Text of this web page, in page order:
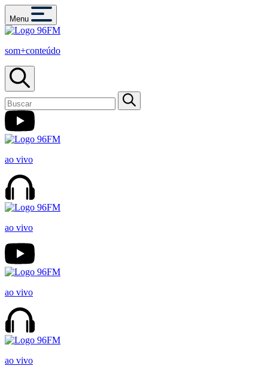
Menu
som+conteúdo
ao vivo
ao vivo
ao vivo
ao vivo